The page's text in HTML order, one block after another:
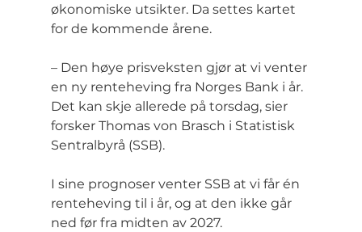
økonomiske utsikter. Da settes kartet
for de kommende årene.
– Den høye prisveksten gjør at vi venter
en ny renteheving fra Norges Bank i år.
Det kan skje allerede på torsdag, sier
forsker Thomas von Brasch i Statistisk
Sentralbyrå (SSB).
I sine prognoser venter SSB at vi får én
renteheving til i år, og at den ikke går
ned før fra midten av 2027.